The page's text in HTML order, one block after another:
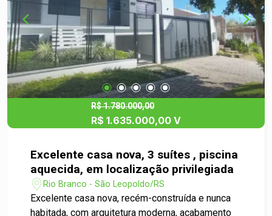
R$ 1.780.000,00
R$ 1.635.000,00 V
Excelente casa nova, 3 suítes , piscina
aquecida, em localização privilegiada
Rio Branco - São Leopoldo/RS
Excelente casa nova, recém-construída e nunca
habitada, com arquitetura moderna, acabamento